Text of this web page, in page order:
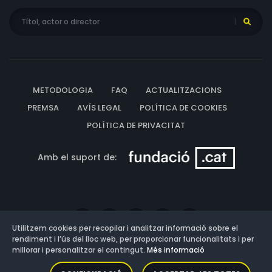
METODOLOGIA FAQ
ACTUALITZACIONS
PREMSA
AVÍS LEGAL
POLÍTICA DE COOKIES
POLÍTICA DE PRIVACITAT
Amb el suport de:
Versió: 3.13.0.202607011342
Utilitzem cookies per recopilar i analitzar informació sobre el
rendiment i l’ús del lloc web, per proporcionar funcionalitats i per
millorar i personalitzar el contingut. Més informació